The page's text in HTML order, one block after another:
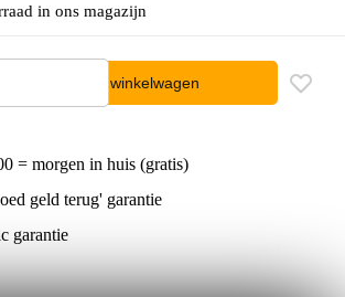
in ons magazijn
In winkelwagen
= morgen in huis (gratis)
geld terug' garantie
garantie